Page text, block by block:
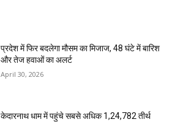
प्रदेश में फिर बदलेगा मौसम का मिजाज, 48 घंटे में बारिश
और तेज हवाओं का अलर्ट
April 30, 2026
केदारनाथ धाम में पहुंचे सबसे अधिक 1,24,782 तीर्थ